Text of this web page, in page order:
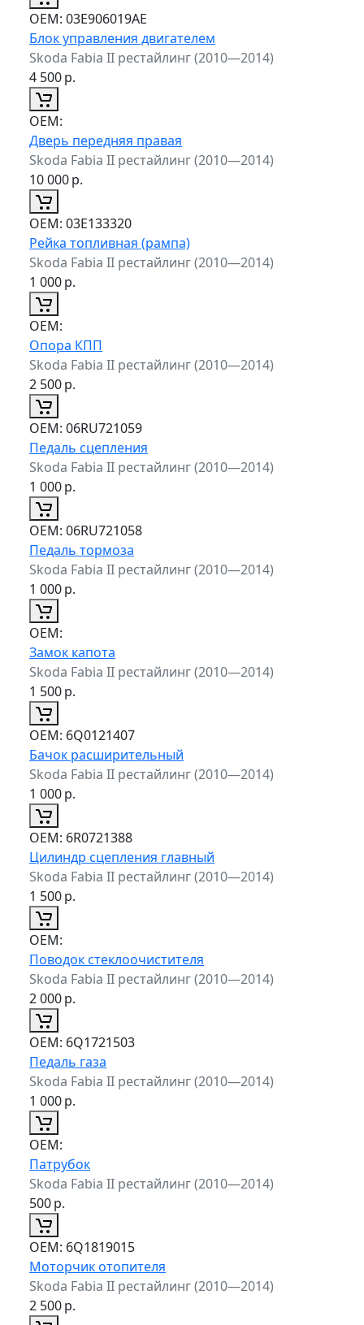
ОЕМ: 03E906019AE
Блок управления двигателем
Skoda Fabia II рестайлинг (2010—2014)
4 500р.
ОЕМ:
Дверь передняя правая
Skoda Fabia II рестайлинг (2010—2014)
10 000р.
ОЕМ: 03E133320
Рейка топливная (рампа)
Skoda Fabia II рестайлинг (2010—2014)
1 000р.
ОЕМ:
Опора КПП
Skoda Fabia II рестайлинг (2010—2014)
2 500р.
ОЕМ: 06RU721059
Педаль сцепления
Skoda Fabia II рестайлинг (2010—2014)
1 000р.
ОЕМ: 06RU721058
Педаль тормоза
Skoda Fabia II рестайлинг (2010—2014)
1 000р.
ОЕМ:
Замок капота
Skoda Fabia II рестайлинг (2010—2014)
1 500р.
ОЕМ: 6Q0121407
Бачок расширительный
Skoda Fabia II рестайлинг (2010—2014)
1 000р.
ОЕМ: 6R0721388
Цилиндр сцепления главный
Skoda Fabia II рестайлинг (2010—2014)
1 500р.
ОЕМ:
Поводок стеклоочистителя
Skoda Fabia II рестайлинг (2010—2014)
2 000р.
ОЕМ: 6Q1721503
Педаль газа
Skoda Fabia II рестайлинг (2010—2014)
1 000р.
ОЕМ:
Патрубок
Skoda Fabia II рестайлинг (2010—2014)
500р.
ОЕМ: 6Q1819015
Моторчик отопителя
Skoda Fabia II рестайлинг (2010—2014)
2 500р.